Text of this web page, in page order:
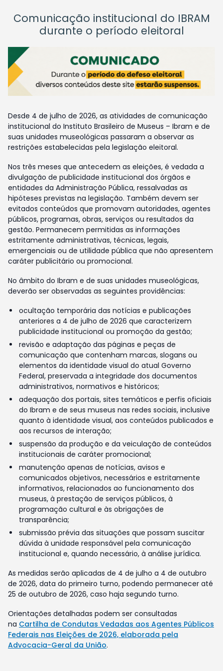
Comunicação institucional do IBRAM
durante o período eleitoral
Desde 4 de julho de 2026, as atividades de comunicação
institucional do Instituto Brasileiro de Museus – Ibram e de
suas unidades museológicas passaram a observar as
restrições estabelecidas pela legislação eleitoral.
Nos três meses que antecedem as eleições, é vedada a
divulgação de publicidade institucional dos órgãos e
entidades da Administração Pública, ressalvadas as
hipóteses previstas na legislação. Também devem ser
evitados conteúdos que promovam autoridades, agentes
públicos, programas, obras, serviços ou resultados da
gestão. Permanecem permitidas as informações
estritamente administrativas, técnicas, legais,
emergenciais ou de utilidade pública que não apresentem
caráter publicitário ou promocional.
No âmbito do Ibram e de suas unidades museológicas,
deverão ser observadas as seguintes providências:
ocultação temporária das notícias e publicações
anteriores a 4 de julho de 2026 que caracterizem
publicidade institucional ou promoção da gestão;
revisão e adaptação das páginas e peças de
comunicação que contenham marcas, slogans ou
elementos da identidade visual do atual Governo
Federal, preservada a integridade dos documentos
administrativos, normativos e históricos;
adequação dos portais, sites temáticos e perfis oficiais
do Ibram e de seus museus nas redes sociais, inclusive
quanto à identidade visual, aos conteúdos publicados e
aos recursos de interação;
suspensão da produção e da veiculação de conteúdos
institucionais de caráter promocional;
manutenção apenas de notícias, avisos e
comunicados objetivos, necessários e estritamente
informativos, relacionados ao funcionamento dos
museus, à prestação de serviços públicos, à
programação cultural e às obrigações de
transparência;
submissão prévia das situações que possam suscitar
dúvida à unidade responsável pela comunicação
institucional e, quando necessário, à análise jurídica.
As medidas serão aplicadas de 4 de julho a 4 de outubro
de 2026, data do primeiro turno, podendo permanecer até
25 de outubro de 2026, caso haja segundo turno.
Orientações detalhadas podem ser consultadas
na Cartilha de Condutas Vedadas aos Agentes Públicos
Federais nas Eleições de 2026, elaborada pela
Advocacia-Geral da União.